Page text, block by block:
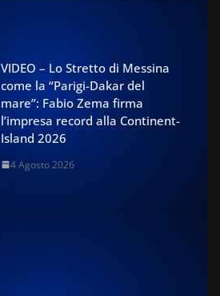
VIDEO – Lo Stretto di Messina
come la “Parigi-Dakar del
mare”: Fabio Zema firma
l’impresa record alla Continent-
Island 2026
4 Agosto 2026